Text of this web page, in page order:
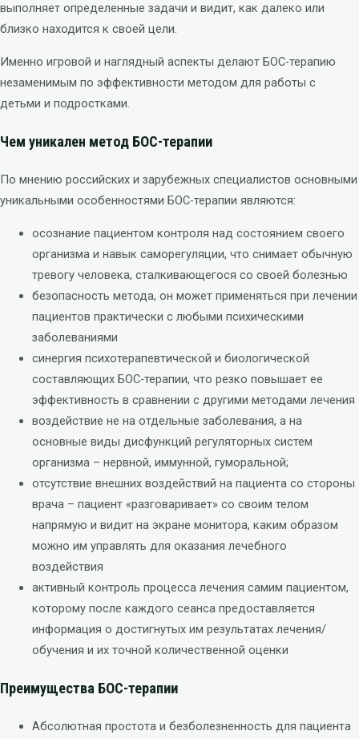
выполняет определенные задачи и видит, как далеко или
близко находится к своей цели.
Именно игровой и наглядный аспекты делают БОС-терапию
незаменимым по эффективности методом для работы с
детьми и подростками.
Чем уникален метод БОС-терапии
По мнению российских и зарубежных специалистов основными
уникальными особенностями БОС-терапии являются:
осознание пациентом контроля над состоянием своего
организма и навык саморегуляции, что снимает обычную
тревогу человека, сталкивающегося со своей болезнью
безопасность метода, он может применяться при лечении
пациентов практически с любыми психическими
заболеваниями
синергия психотерапевтической и биологической
составляющих БОС-терапии, что резко повышает ее
эффективность в сравнении с другими методами лечения
воздействие не на отдельные заболевания, а на
основные виды дисфункций регуляторных систем
организма – нервной, иммунной, гуморальной;
отсутствие внешних воздействий на пациента со стороны
врача – пациент «разговаривает» со своим телом
напрямую и видит на экране монитора, каким образом
можно им управлять для оказания лечебного
воздействия
активный контроль процесса лечения самим пациентом,
которому после каждого сеанса предоставляется
информация о достигнутых им результатах лечения/
обучения и их точной количественной оценки
Преимущества БОС-терапии
Абсолютная простота и безболезненность для пациента